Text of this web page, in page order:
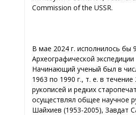
Commission of the USSR.
В мае 2024 г. исполнилось бы
Археографической
Начинающий ученый был в
1963 по 1990 г., т. е. в
рукописей и редких
осуществлял общее научное
Шайхиев (1953-2005), Завдат